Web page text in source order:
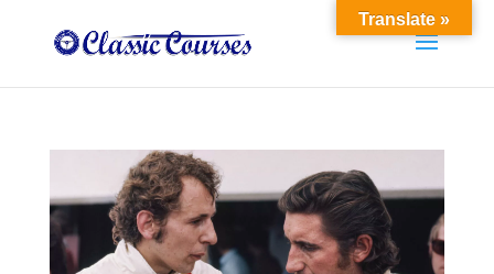
Translate »